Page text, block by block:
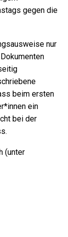
gegen die
nur
beim ersten
ein
bei der
(unter